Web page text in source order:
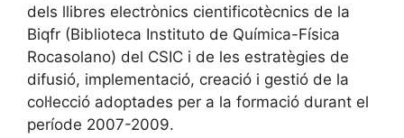
dels llibres electrònics cientificotècnics de la
Biqfr (Biblioteca Instituto de Química-Física
Rocasolano) del CSIC i de les estratègies de
difusió, implementació, creació i gestió de la
col·lecció adoptades per a la formació durant el
període 2007-2009.